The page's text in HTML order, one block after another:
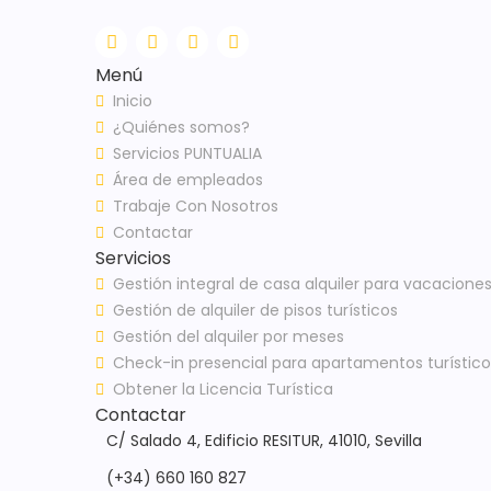
Menú
Inicio
¿Quiénes somos?
Servicios PUNTUALIA
Área de empleados
Trabaje Con Nosotros
Contactar
Servicios
Gestión integral de casa alquiler para vacaciones
Gestión de alquiler de pisos turísticos
Gestión del alquiler por meses
Check-in presencial para apartamentos
Obtener la Licencia Turística
Contactar
C/ Salado 4, Edificio RESITUR, 41010, Sevilla
(+34) 660 160 827